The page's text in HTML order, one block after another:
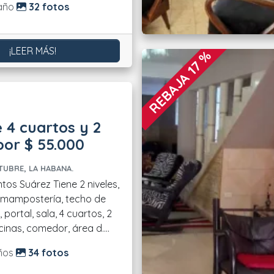
32 fotos
¡LEER MÁS!
4 cuartos y 2
$ 55.000
LA HABANA.
Tiene 2 niveles,
techo de
portal, sala, 4 cuartos, 2
comedor, área d....
34 fotos
REBAJA 17 %